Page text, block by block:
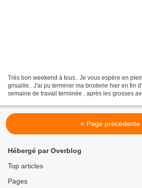
Très bon weekend à tous.. Je vous espère en
grisaille.. J'ai pu terminer ma broderie hier en fin
semaine de travail terminée , après les grosses
< Page précédente
Hébergé par Overblog
Top articles
Pages